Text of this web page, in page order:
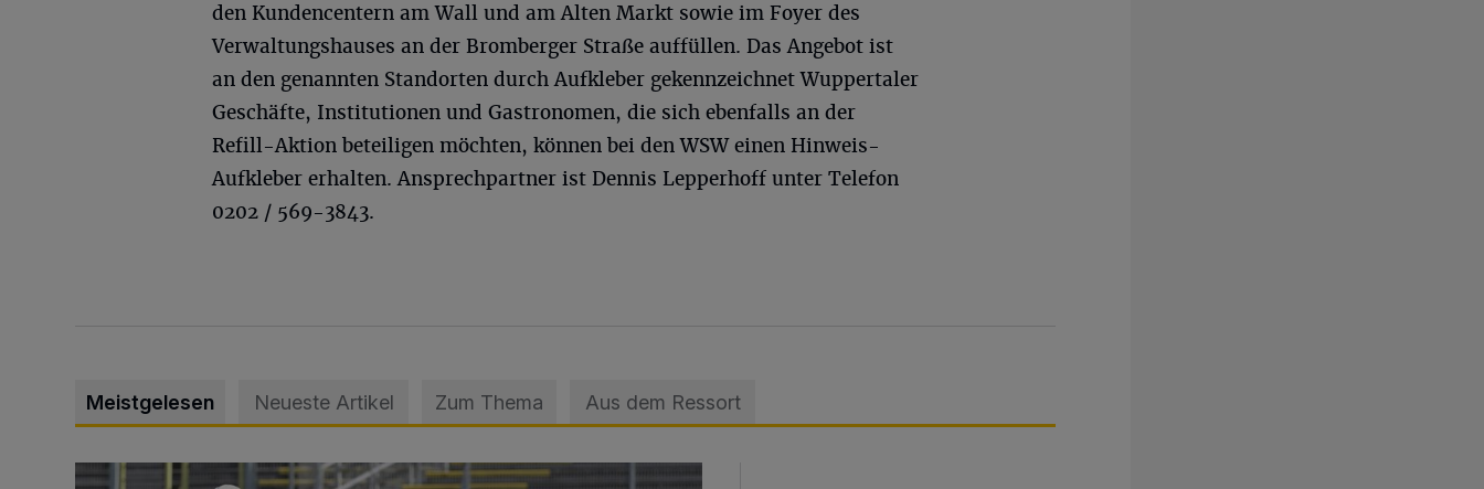
den Kundencentern am Wall und am Alten Markt sowie im Foyer des
Verwaltungshauses an der Bromberger Straße auffüllen. Das Angebot ist
an den genannten Standorten durch Aufkleber gekennzeichnet Wuppertaler
Geschäfte, Institutionen und Gastronomen, die sich ebenfalls an der
Refill-Aktion beteiligen möchten, können bei den WSW einen Hinweis-
Aufkleber erhalten. Ansprechpartner ist Dennis Lepperhoff unter Telefon
0202 / 569-3843.
Meistgelesen Neueste Artikel Zum Thema Aus dem Ressort
WSV: Übertragung im Barmer Bahnhof und klare Ansage